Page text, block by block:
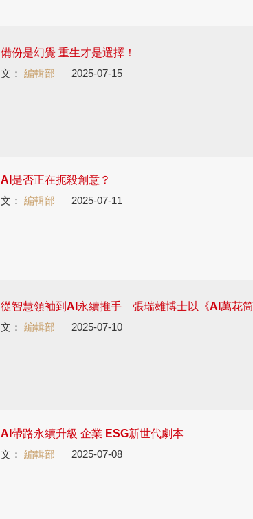
備份是幻覺 重生才是選擇！
文： 編輯部 2025-07-15
AI是否正在扼殺創意？
文： 編輯部 2025-07-11
從智慧領袖到AI永續推手 張瑞雄博士以《AI萬花
文： 編輯部 2025-07-10
AI帶路永續升級 企業 ESG新世代劇本
文： 編輯部 2025-07-08